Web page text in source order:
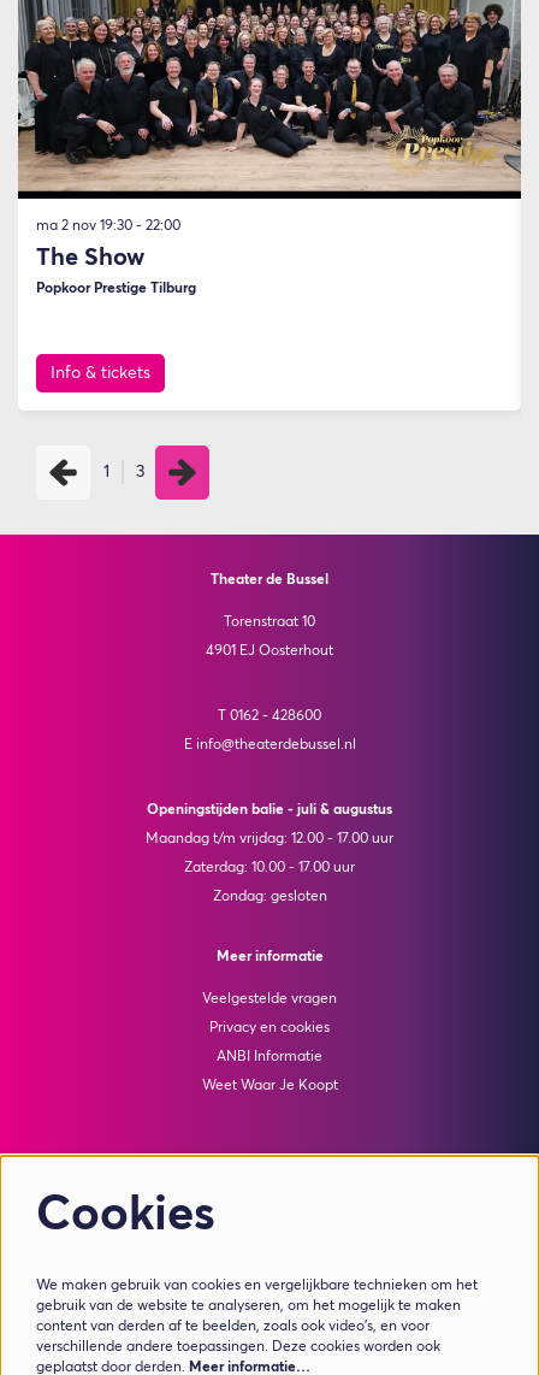
The Show
Popkoor Prestige Tilburg
ma 2 nov 19:30 - 22:00
Info & tickets
1 3
Theater de Bussel
Torenstraat 10
4901 EJ Oosterhout
T 0162 - 428600
E info@theaterdebussel.nl
Openingstijden balie - juli & augustus
Maandag t/m vrijdag: 12.00 - 17.00 uur
Zaterdag: 10.00 - 17.00 uur
Zondag: gesloten
Meer informatie
Veelgestelde vragen
Privacy en cookies
ANBI Informatie
Weet Waar Je Koopt
© Theater de Bussel
Volg ons
Cookies
We maken gebruik van cookies en vergelijkbare technieken om het
gebruik van de website te analyseren, om het mogelijk te maken
content van derden af te beelden, zoals ook video’s, en voor
verschillende andere toepassingen. Deze cookies worden ook
geplaatst door derden. Meer informatie…